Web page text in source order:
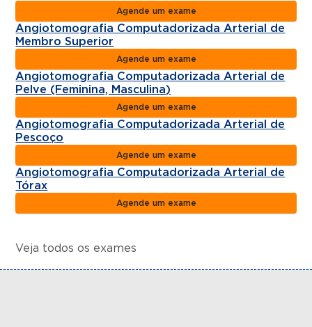
Agende um exame
Angiotomografia Computadorizada Arterial de
Membro Superior
Agende um exame
Angiotomografia Computadorizada Arterial de
Pelve (Feminina, Masculina)
Agende um exame
Angiotomografia Computadorizada Arterial de
Pescoço
Agende um exame
Angiotomografia Computadorizada Arterial de
Tórax
Agende um exame
Veja todos os exames